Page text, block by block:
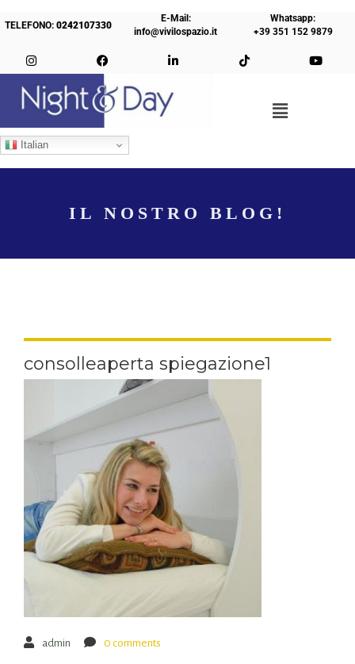
TELEFONO:0242107330
E-Mail:
info@vivilospazio.it
Whatsapp:
+39 351 152 9879
Italian
IL NOSTRO BLOG!
consolleaperta spiegazione1
admin 0 comments